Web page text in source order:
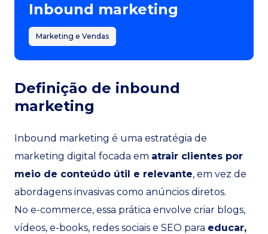
Inbound marketing
Marketing e Vendas
Definição de inbound
marketing
Inbound marketing é uma estratégia de
marketing digital focada em atrair clientes por
meio de conteúdo útil e relevante, em vez de
abordagens invasivas como anúncios diretos.
No e-commerce, essa prática envolve criar blogs,
vídeos, e-books, redes sociais e SEO para educar,